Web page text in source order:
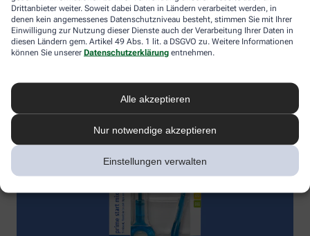
Drittanbieter weiter. Soweit dabei Daten in Ländern verarbeitet werden, in
denen kein angemessenes Datenschutzniveau besteht, stimmen Sie mit Ihrer
Einwilligung zur Nutzung dieser Dienste auch der Verarbeitung Ihrer Daten in
diesen Ländern gem. Artikel 49 Abs. 1 lit. a DSGVO zu. Weitere Informationen
können Sie unserer Datenschutzerklärung entnehmen.
Alle akzeptieren
Nur notwendige akzeptieren
Einstellungen verwalten
Verletzungsgefahr behandelt – dank Cural®, dem hauchdünnen
und extrastarken Chirurgendraht, mit dem eine einzige
Reinigungsbewegung ausreicht: einmal rein und raus. Fertig.
Das House of Mouth bündelt dieses Wissen – und macht